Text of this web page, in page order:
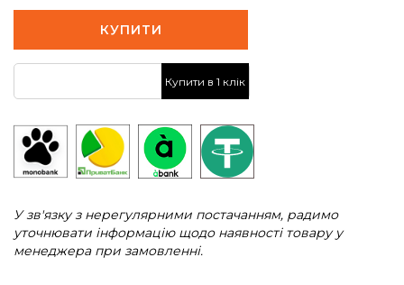
КУПИТИ
Купити в 1 клік
У зв'язку з нерегулярними постачанням, радимо
уточнювати інформацію щодо наявності товару у
менеджера при замовленні.